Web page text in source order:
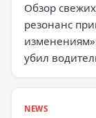
Обзор
резонанс
убил
NEWS